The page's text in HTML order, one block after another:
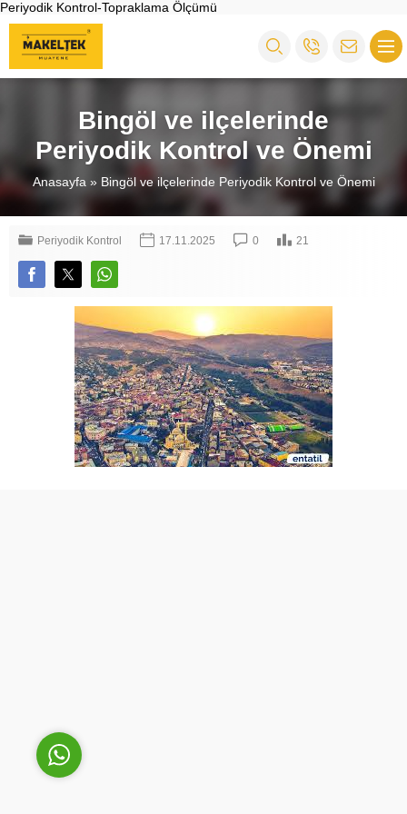
Periyodik Kontrol-Topraklama Ölçümü
Bingöl ve ilçelerinde
Periyodik Kontrol ve Önemi
Anasayfa » Bingöl ve ilçelerinde Periyodik Kontrol ve Önemi
Periyodik Kontrol 17.11.2025 0 21